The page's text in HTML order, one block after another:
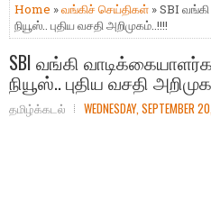
Home »வங்கிச் செய்திகள் » SBI
நியூஸ்.. புதிய வசதி அறிமுகம்..!!!!
SBI வங்கி
நியூஸ்.. புதிய வசதி
தமிழ்க்கடல் WEDNESDAY, SEPTEMBER